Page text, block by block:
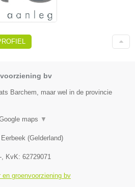
bv
Barchem, maar wel in de provincie
maps ▼
Eerbeek (Gelderland)
-, KvK: 62729071
en groenvoorziening bv